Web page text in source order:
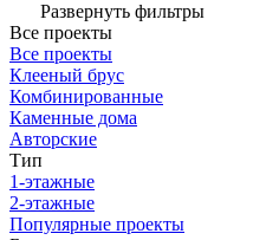
Развернуть фильтры
Все проекты
Все проекты
Клееный брус
Комбинированные
Каменные дома
Авторские
Тип
1-этажные
2-этажные
Популярные проекты